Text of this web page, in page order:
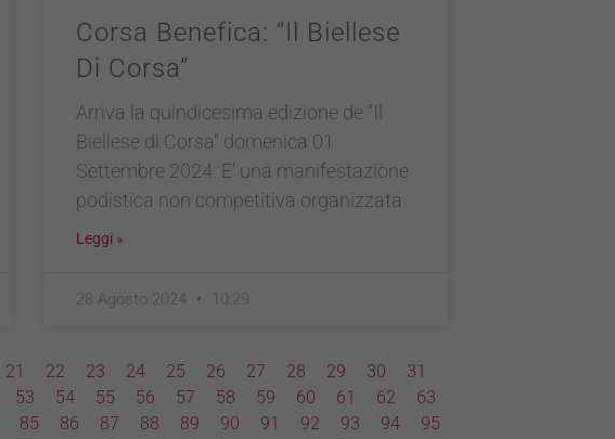
Corsa Benefica: “Il Biellese
Di Corsa”
Arriva la quindicesima edizione de “Il
Biellese di Corsa” domenica 01
Settembre 2024. E’ una manifestazione
podistica non competitiva organizzata
Leggi »
28 Agosto 2024 10:29
21 22 23 24 25 26 27 28 29 30
31
53 54 55 56 57 58 59 60 61 62
63
85 86 87 88 89 90 91 92 93 94
95